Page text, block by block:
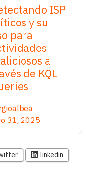
ISP
y su
para
a
de KQL
31, 2025
linkedin